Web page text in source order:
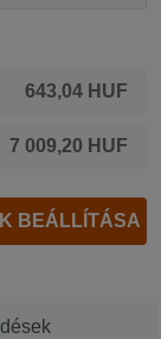
643,04 HUF
7 009,20 HUF
BEÁLLÍTÁSA